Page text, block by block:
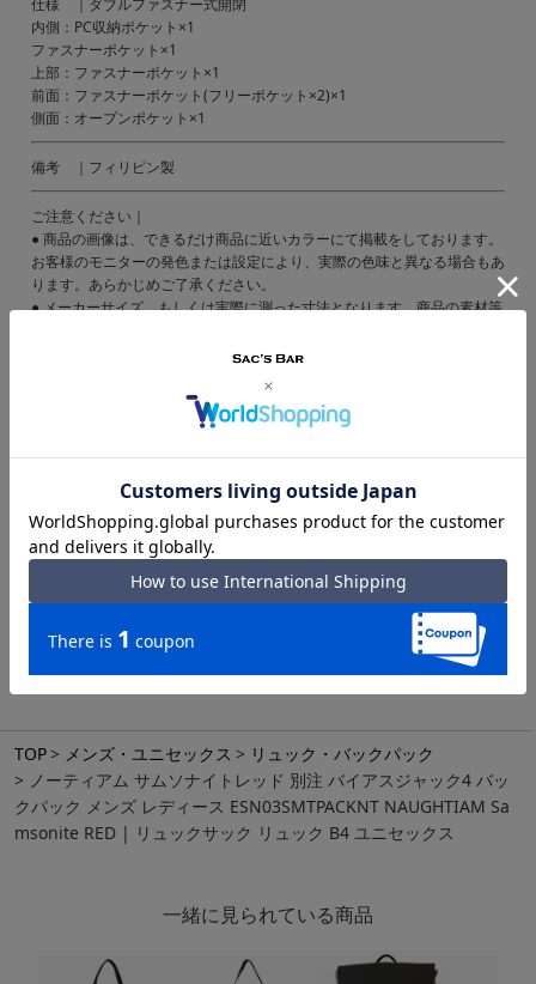
TOP メンズ・ユニセックス
リュック・バックパック
ノーティアム サムソナイトレッド 別注 バイアスジャック4 バッ
クパック メンズ レディース ESN03SMTPACKNT NAUGHTIAM Sa
msonite RED | リュックサック リュック B4 ユニセックス
仕様 ｜ダブルファスナー式開閉
内側：PC収納ポケット×1
ファスナーポケット×1
上部：ファスナーポケット×1
前面：ファスナーポケット(フリーポケット×2)×1
側面：オープンポケット×1
備考 ｜フィリピン製
ご注意ください｜
● 商品の画像は、できるだけ商品に近いカラーにて掲載をしております。
お客様のモニターの発色または設定により、実際の色味と異なる場合もあ
ります。あらかじめご了承ください。
● メーカーサイズ、もしくは実際に測った寸法となります。商品の素材等
位により風合いやシミ・シワ感や焦げ、濃淡など多少の個体差がある場合
があります。あらかじめご了承ください。
Instagram
スタッフのコーディネート
一緒に見られている商品